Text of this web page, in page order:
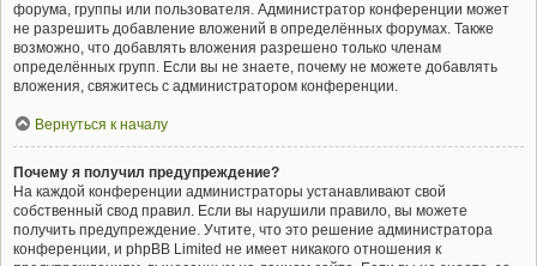
форума, группы или пользователя. Администратор конференции может
не разрешить добавление вложений в определённых форумах. Также
возможно, что добавлять вложения разрешено только членам
определённых групп. Если вы не знаете, почему не можете добавлять
вложения, свяжитесь с администратором конференции.
Вернуться к началу
Почему я получил предупреждение?
На каждой конференции администраторы устанавливают свой
собственный свод правил. Если вы нарушили правило, вы можете
получить предупреждение. Учтите, что это решение администратора
конференции, и phpBB Limited не имеет никакого отношения к